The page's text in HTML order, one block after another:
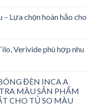
Lựa chọn hoàn hảo cho
Verivide phù hợp nhu
ĐÈN INCA A
MÀU SẢN PHẨM
CHO TỦ SO MÀU